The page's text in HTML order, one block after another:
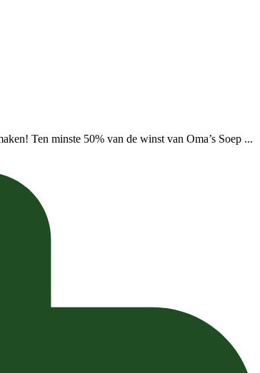
Ten minste 50% van de winst van Oma’s Soep ...